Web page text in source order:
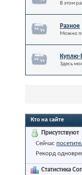
В этом
Разное
Можно
Здесь
Кто на сайте
Присутствуют
Сейчас
Рекорд
Статистика